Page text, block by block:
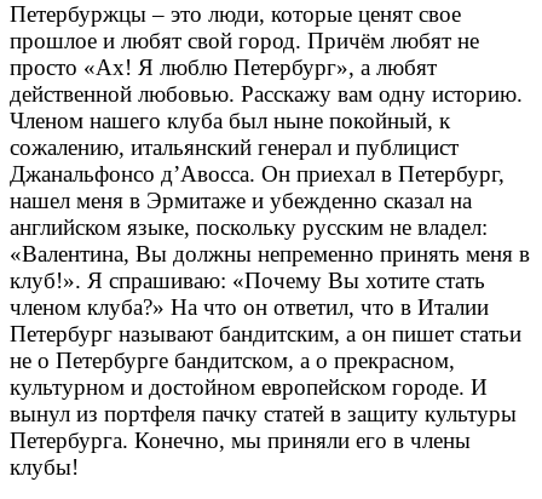
Петербуржцы – это люди, которые ценят свое
прошлое и любят свой город. Причём любят не
просто «Ах! Я люблю Петербург», а любят
действенной любовью. Расскажу вам одну историю.
Членом нашего клуба был ныне покойный, к
сожалению, итальянский генерал и публицист
Джанальфонсо д’Авосса. Он приехал в Петербург,
нашел меня в Эрмитаже и убежденно сказал на
английском языке, поскольку русским не владел:
«Валентина, Вы должны непременно принять меня в
клуб!». Я спрашиваю: «Почему Вы хотите стать
членом клуба?» На что он ответил, что в Италии
Петербург называют бандитским, а он пишет статьи
не о Петербурге бандитском, а о прекрасном,
культурном и достойном европейском городе. И
вынул из портфеля пачку статей в защиту культуры
Петербурга. Конечно, мы приняли его в члены
клубы!